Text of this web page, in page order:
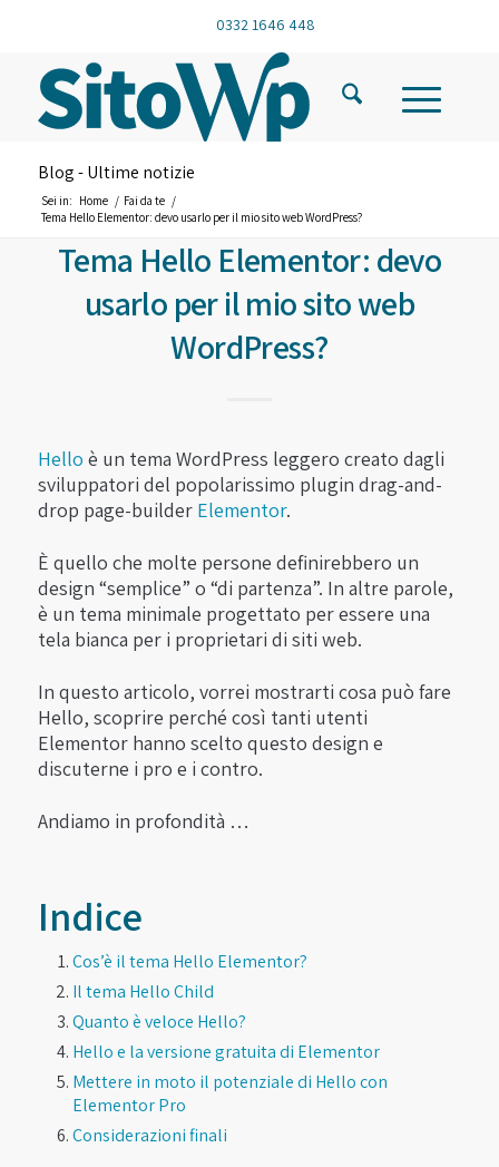
0332 1646 448
Blog - Ultime notizie
Sei in: Home / Fai da te /
Tema Hello Elementor: devo usarlo per il mio sito web WordPress?
Tema Hello Elementor: devo
usarlo per il mio sito web
WordPress?
Hello è un tema WordPress leggero creato dagli
sviluppatori del popolarissimo plugin drag-and-
drop page-builder Elementor.
È quello che molte persone definirebbero un
design “semplice” o “di partenza”. In altre parole,
è un tema minimale progettato per essere una
tela bianca per i proprietari di siti web.
In questo articolo, vorrei mostrarti cosa può fare
Hello, scoprire perché così tanti utenti
Elementor hanno scelto questo design e
discuterne i pro e i contro.
Andiamo in profondità …
Indice
Cos’è il tema Hello Elementor?
Il tema Hello Child
Quanto è veloce Hello?
Hello e la versione gratuita di Elementor
Mettere in moto il potenziale di Hello con
Elementor Pro
Considerazioni finali